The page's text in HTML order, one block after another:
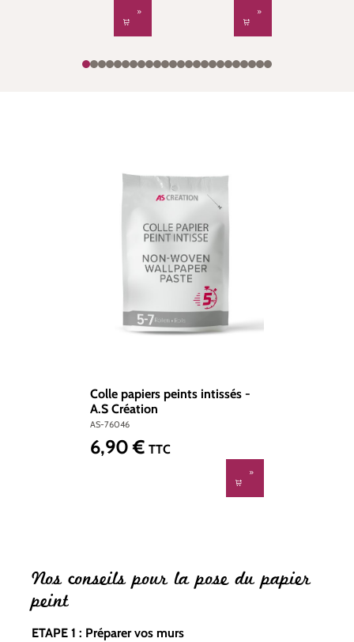
Colle papiers peints intissés -
A.S Création
AS-76046
Prix régulier :
6,90 € TTC
Nos conseils pour la pose du papier
peint
ETAPE 1 : Préparer vos murs